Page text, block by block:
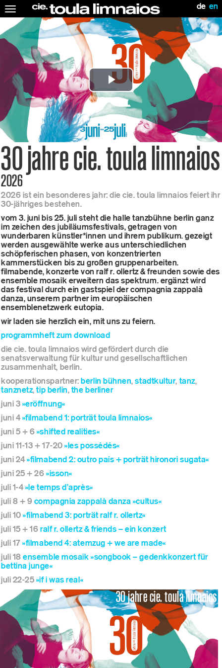
de en
Toggle
navigation
Play
Video
30 jahre cie. toula limnaios
2026
2026 ist ein besonderes jahr: die cie. toula limnaios feiert ihr
30-jähriges bestehen.
vom 3. juni bis 25. juli steht die halle tanzbühne berlin ganz
im zeichen des jubiläumsfestivals, getragen von
wunderbaren künstler*innen und ihrem publikum. gezeigt
werden ausgewählte werke aus unterschiedlichen
schöpferischen phasen, von konzentrierten
kammerstücken bis zu großen gruppenarbeiten.
filmabende, konzerte von ralf r. ollertz & freunden sowie des
ensemble mosaik erweitern das spektrum. ergänzt wird
das festival durch ein gastspiel der compagnia zappalà
danza, unserem partner im europäischen
ensemblenetzwerk eutopia.
wir laden sie herzlich ein, mit uns zu feiern.
programmheft zum download
die cie. toula limnaios wird gefördert durch die
senatsverwaltung für kultur und gesellschaftlichen
zusammenhalt, berlin.
kooperationspartner: berlin bühnen,stadtkultur, tanz,
tanznetz,tip berlin, the berliner
juni 3 »eröffnung«
juni 4 »filmabend 1: porträt toula limnaios«
juni 5 + 6 »shifted realities«
juni 11-13 + 17-20»les possédés«
juni 24 »filmabend 2: outro país + porträt hironori sugata«
juni 25 + 26 »isson«
juli 1-4 »le temps d’après«
juli 8 + 9 compagnia zappalà danza »cultus«
juli 10»filmabend 3: porträt ralf r. ollertz«
juli 15 + 16ralf r. ollertz & friends – ein konzert
juli 17 »filmabend 4: atemzug + we are made«
juli 18 ensemble mosaik »songbook – gedenkkonzert für
bettina junge«
juli 22-25 »if i was real«
30 jahre cie. toula limnaios